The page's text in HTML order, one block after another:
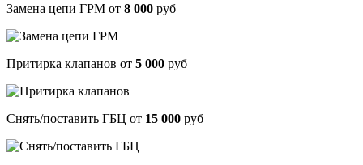
Замена цепи ГРМ от 8 000 руб
Притирка клапанов от 5 000 руб
Cнять/поставить ГБЦ от 15 000 руб